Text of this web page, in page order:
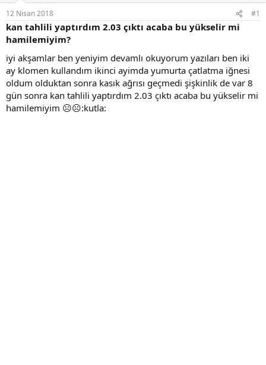
u
b
a
ş
a
t
a
n
g
ç
t
r
i
h
12 Nisan 2018 #1
kan tahlili yaptırdım 2.03 çıktı acaba bu yükselir mi
hamilemiyim?
iyi akşamlar ben yeniyim devamlı okuyorum yazıları ben iki
ay klomen kullandım ikinci ayimda yumurta çatlatma iğnesi
oldum olduktan sonra kasık ağrısı geçmedi şişkinlik de var 8
gün sonra kan tahlili yaptırdım 2.03 çıktı acaba bu yükselir mi
hamilemiyim ☹️☹️:kutla: